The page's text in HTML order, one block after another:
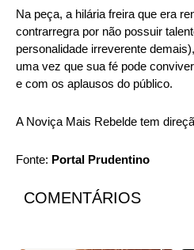
Na peça, a hilária freira que era
contrarregra por não possuir
personalidade irreverente
uma vez que sua fé pode
e com os aplausos do público.
A Noviça Mais Rebelde tem
Fonte: Portal Prudentino
COMENTÁRIOS